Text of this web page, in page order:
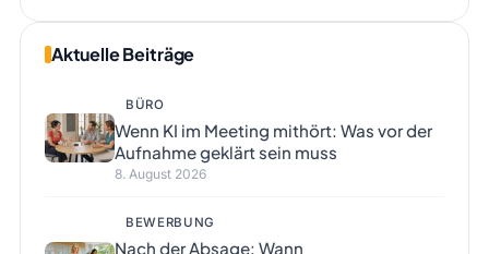
Aktuelle Beiträge
BÜRO
Wenn KI im Meeting mithört: Was vor der
Aufnahme geklärt sein muss
8. August 2026
BEWERBUNG
Nach der Absage: Wann